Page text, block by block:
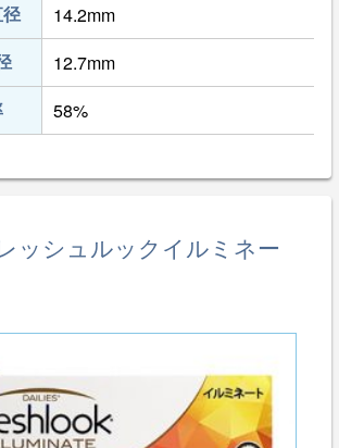
14.2mm
12.7mm
58%
ッシュルックイルミネー